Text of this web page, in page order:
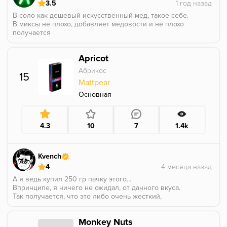
3.5
В соло как дешевый искусственный мед, такое себе.
В миксы не плохо, добавляет медовости и не плохо
получается
15
Apricot
Абрикос
Mattpear
Основная
4.3 10 7 1.4k
Kvench
4
А я ведь купил 250 гр пачку этого...
Впринципе, я ничего не ожидал, от данного вкуса.
Так получается, что это либо очень жесткий,
максимально сухой, и ещё из тебя влагу вытягивает)
Monkey Nuts